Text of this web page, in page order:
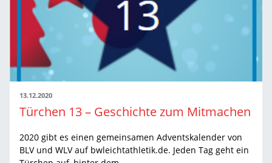
13.12.2020
Türchen 13 – Geschichte zum Mitmachen
2020 gibt es einen gemeinsamen Adventskalender von
BLV und WLV auf bwleichtathletik.de. Jeden Tag geht ein